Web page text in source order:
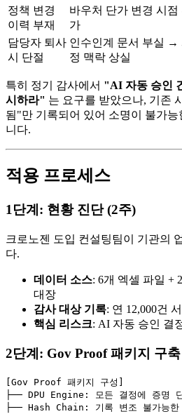
정책 변경
이력 부재
바우처 단가 변경 시점
가
담당자 퇴사
시 단절
인수인계 문서 부실 →
정 맥락 상실
특히 정기 감사에서 "AI 자동 승인
시하라" 는 요구를 받았으나, 기존
됨"만 기록되어 있어 소명이 불가
니다.
적용 프로세스
1단계: 현황 진단 (2주)
크로노젠 도입 컨설팅팀이 기관의
다.
데이터 소스: 6개 엑셀 파일 +
대장
감사 대상 기록: 연 12,000건
핵심 리스크: AI 자동 승인 결
2단계: Gov Proof 패키지 구
[Gov Proof 패키지 구성]
├── DPU Engine: 모든 결정에 증명
├── Hash Chain: 기록 변조 불가능한